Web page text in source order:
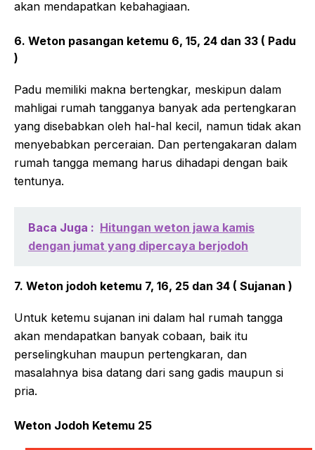
akan mendapatkan kebahagiaan.
6. Weton pasangan ketemu 6, 15, 24 dan 33 ( Padu
)
Padu memiliki makna bertengkar, meskipun dalam
mahligai rumah tangganya banyak ada pertengkaran
yang disebabkan oleh hal-hal kecil, namun tidak akan
menyebabkan perceraian. Dan pertengakaran dalam
rumah tangga memang harus dihadapi dengan baik
tentunya.
Baca Juga : Hitungan weton jawa kamis
dengan jumat yang dipercaya berjodoh
7. Weton jodoh ketemu 7, 16, 25 dan 34 ( Sujanan )
Untuk ketemu sujanan ini dalam hal rumah tangga
akan mendapatkan banyak cobaan, baik itu
perselingkuhan maupun pertengkaran, dan
masalahnya bisa datang dari sang gadis maupun si
pria.
Weton Jodoh Ketemu 25